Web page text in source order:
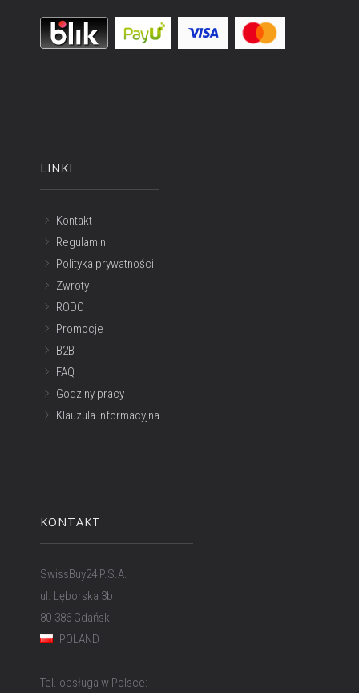
LINKI
Kontakt
Regulamin
Polityka prywatności
Zwroty
RODO
Promocje
B2B
FAQ
Godziny pracy
Klauzula informacyjna
KONTAKT
SwissBuy24 P.S.A.
ul. Lęborska 3b
80-386 Gdańsk
POLAND
Tel. obsługa w Polsce: